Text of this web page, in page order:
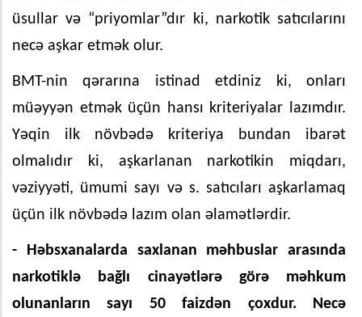
üsullar və “priyomlar”dır ki, narkotik satıcılarını
necə aşkar etmək olur.
BMT-nin qərarına istinad etdiniz ki, onları
müəyyən etmək üçün hansı kriteriyalar lazımdır.
Yəqin ilk növbədə kriteriya bundan ibarət
olmalıdır ki, aşkarlanan narkotikin miqdarı,
vəziyyəti, ümumi sayı və s. satıcıları aşkarlamaq
üçün ilk növbədə lazım olan əlamətlərdir.
- Həbsxanalarda saxlanan məhbuslar arasında
narkotiklə bağlı cinayətlərə görə məhkum
olunanların sayı 50 faizdən çoxdur. Necə